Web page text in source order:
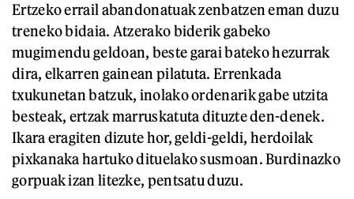
Ertzeko errail abandonatuak zenbatzen eman duzu
treneko bidaia. Atzerako biderik gabeko
mugimendu geldoan, beste garai bateko hezurrak
dira, elkarren gainean pilatuta. Errenkada
txukunetan batzuk, inolako ordenarik gabe utzita
besteak, ertzak marruskatuta dituzte den-denek.
Ikara eragiten dizute hor, geldi-geldi, herdoilak
pixkanaka hartuko dituelako susmoan. Burdinazko
gorpuak izan litezke, pentsatu duzu.